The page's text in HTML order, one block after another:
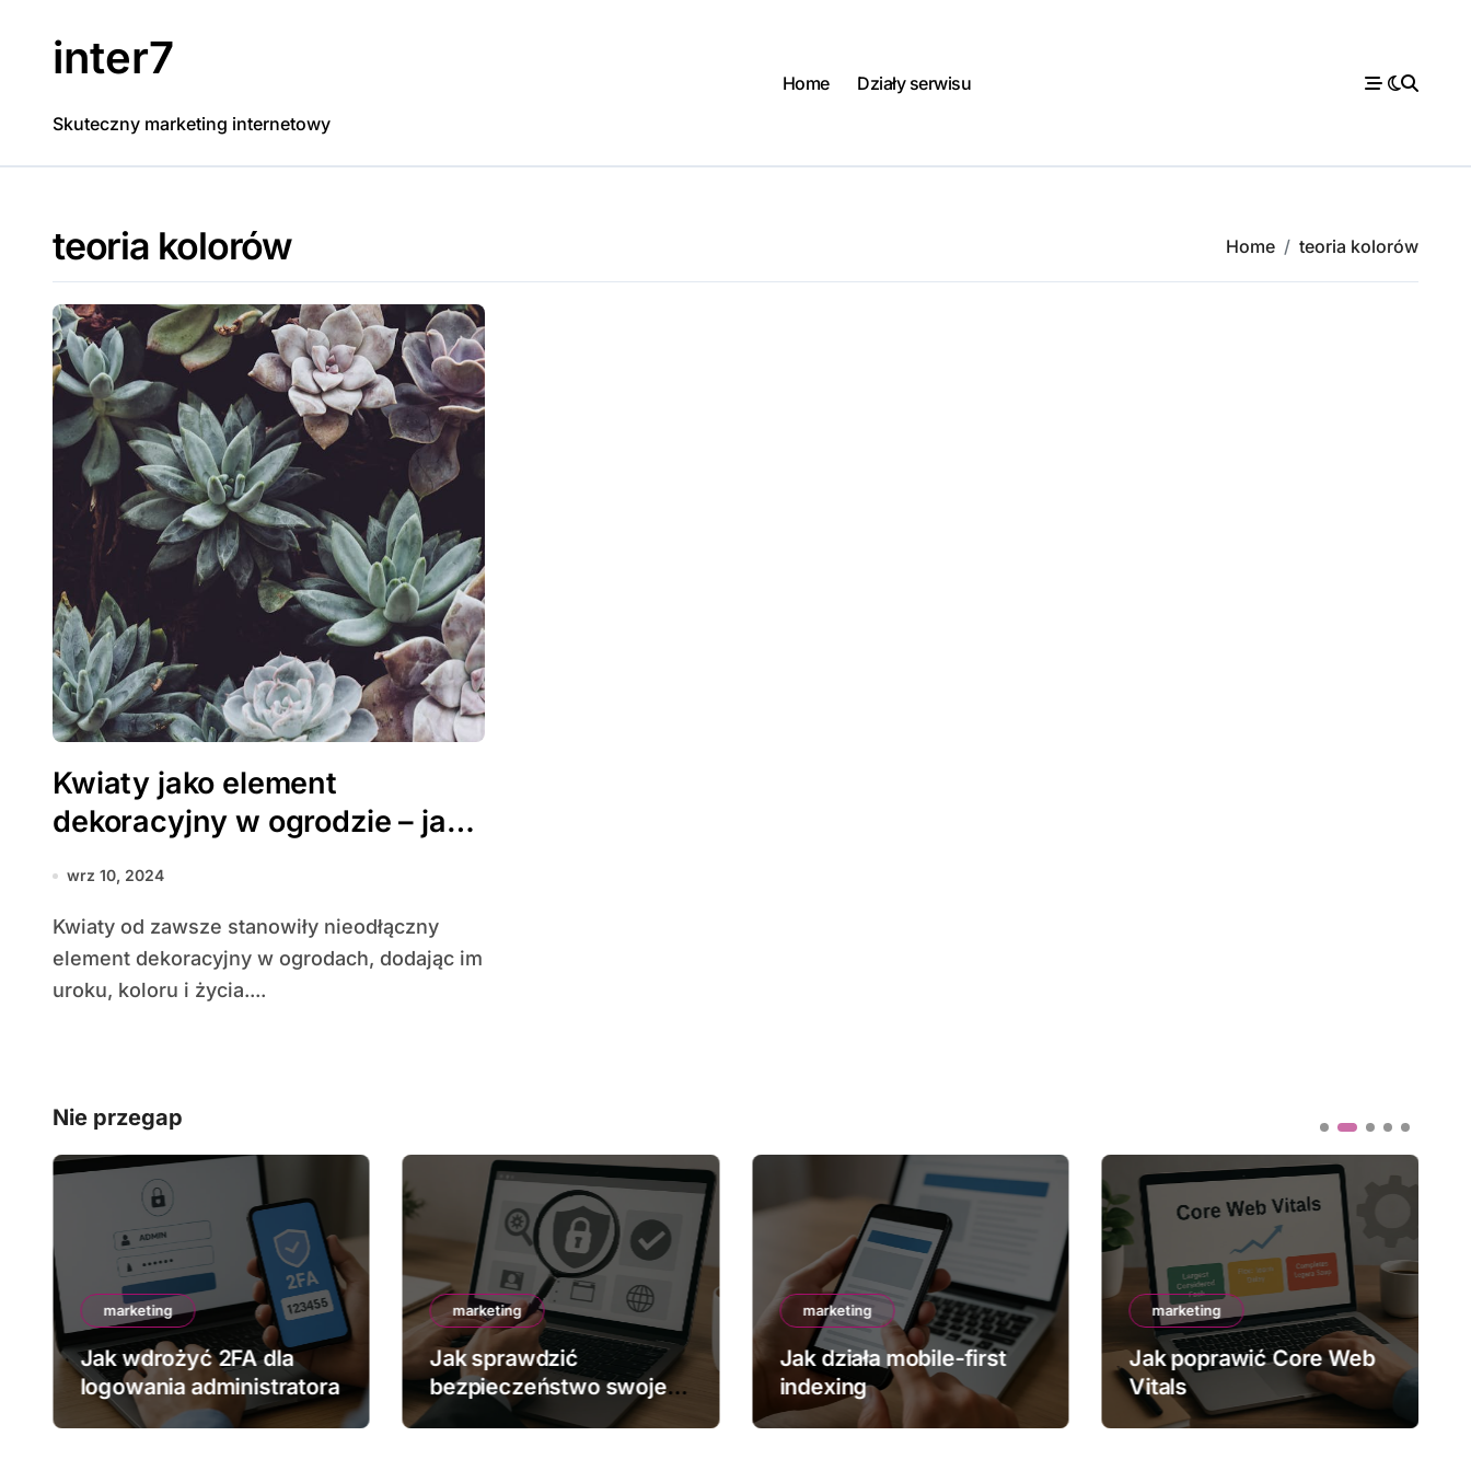
inter7
Skuteczny marketing internetowy
Home Działy serwisu
teoria kolorów Home teoria kolorów
Kwiaty jako element
dekoracyjny w ogrodzie – jak
dobierać kolory i gatunki?
wrz 10, 2024
Kwiaty od zawsze stanowiły nieodłączny
element dekoracyjny w ogrodach, dodając im
uroku, koloru i życia....
Nie przegap
marketing
Jak wdrożyć 2FA dla
logowania administratora
marketing
Jak sprawdzić
bezpieczeństwo swojej
strony
marketing
Jak działa mobile-first
indexing
marketing
Jak poprawić Core Web
Vitals